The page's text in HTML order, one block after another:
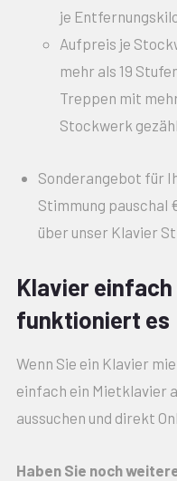
je
Aufpreis je
mehr als 19
Treppen mit
Stockwerk
Sonderangebot für
Stimmung pauschal
über unser Klavier
Klavier einfach
funktioniert es
Wenn Sie ein Klavier
einfach ein Mietklavier
aussuchen und direkt
Haben Sie noch